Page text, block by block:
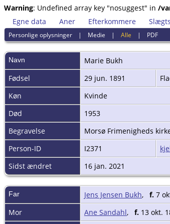
Warning: Undefined array key "nosuggest" in /
Egne data
Aner Efterkommere
Personlige oplysninger | Medie |Alle | PDF
Navn Marie Bukh
Fødsel
29 jun. 1891
Køn
Kvinde
Død
1953
Begravelse
Morsø Frimenigheds
Person-ID
I2371
Sidst ændret
16 jan. 2021
Far Jens Jensen Bukh, f. 7
Mor
Ane Sandahl, f. 13 okt.